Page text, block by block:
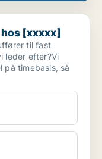
[xxxxx]
til fast
leder efter?Vi
på timebasis, så